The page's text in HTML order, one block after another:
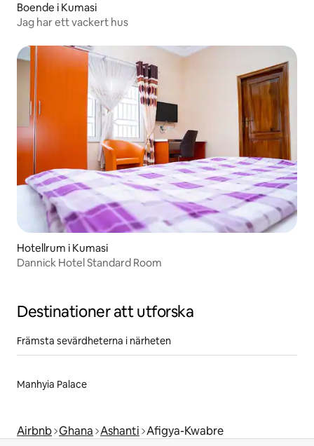
Boende i Kumasi
Jag har ett vackert hus
Hotellrum i Kumasi
Dannick Hotel Standard Room
Destinationer att utforska
Främsta sevärdheterna i närheten
Manhyia Palace
Airbnb Ghana Ashanti Afigya-Kwabre